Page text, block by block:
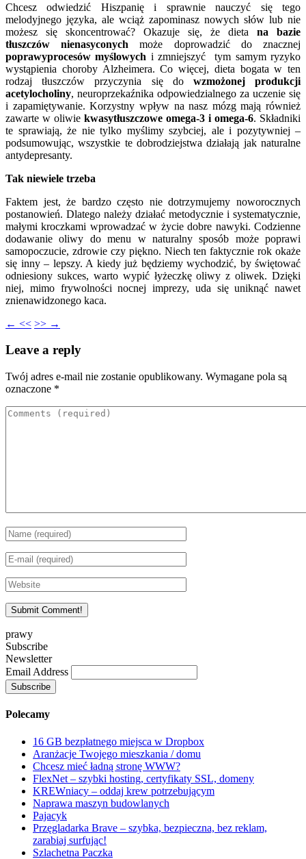
Chcesz odwiedzić Hiszpanię i sprawnie nauczyć się tego
melodyjnego języka, ale wciąż zapominasz nowych słów lub nie
możesz się skoncentrować? Okazuje się, że dieta na bazie
tłuszczów nienasyconych może doprowadzić do znacznej
poprawyprocesów myślowych i zmniejszyć tym samym ryzyko
wystąpienia choroby Alzheimera. Co więcej, dieta bogata w ten
rodzaj tłuszczów przyczynia się do wzmożonej produkcji
acetylocholiny, neuroprzekaźnika odpowiedzialnego za uczenie się
i zapamiętywanie. Korzystny wpływ na nasz mózg mają również
zawarte w oliwie kwasytłuszczowe omega-3 i omega-6. Składniki
te sprawiają, że nie tylko myślimy szybciej, ale i pozytywniej –
podsumowując, wszystkie te dobrodziejstwa działają jak naturalne
antydepresanty.
Tak niewiele trzeba
Faktem jest, że bardzo często nie dotrzymujemy noworocznych
postanowień. Dlatego należy działać metodycznie i systematycznie,
małymi kroczkami wprowadzać w życie dobre nawyki. Codzienne
dodawanie oliwy do menu w naturalny sposób może poprawi
samopoczucie, zdrowie czy piękno. Niech ten faktycznie rok okaże
się inny – lepszy. A kiedy już będziemy wychodzić, by świętować
odniesiony sukces, warto wypić łyżeczkę oliwy z oliwek. Dzięki
niej, mimo frywolności nocnej imprezy, uda się uniknąć nawet
znienawidzonego kaca.
← << >> →
Leave a reply
Twój adres e-mail nie zostanie opublikowany. Wymagane pola są
oznaczone *
prawy
Subscribe
Newsletter
Email Address
Polecamy
16 GB bezpłatnego miejsca w Dropbox
Aranżacje Twojego mieszkania / domu
Chcesz mieć ładną stronę WWW?
FlexNet – szybki hosting, certyfikaty SSL, domeny
KREWniacy – oddaj krew potrzebującym
Naprawa maszyn budowlanych
Pajacyk
Przęgladarka Brave – szybka, bezpieczna, bez reklam,
zarabiaj surfując!
Szlachetna Paczka